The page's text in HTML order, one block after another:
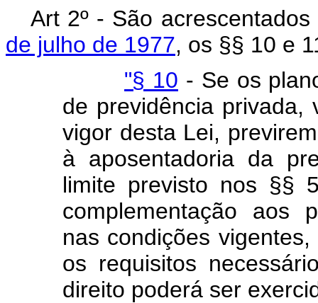
Art 2º - São
de julho de 1977, os §§ 10 e
"§ 10 - Se os
de previdência privada,
vigor desta Lei,
à aposentadoria da
limite previsto nos §§
complementação aos
nas condições
os requisitos
direito poderá ser